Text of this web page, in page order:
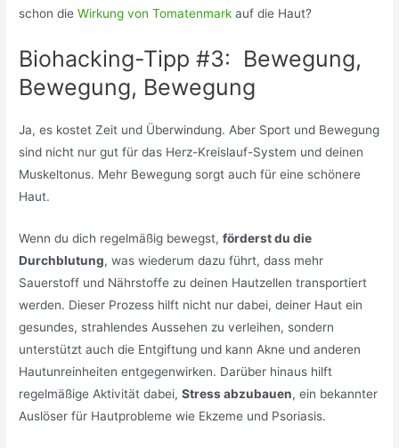
schon dieWirkung von Tomatenmark auf die Haut?
Biohacking-Tipp #3: Bewegung,
Bewegung, Bewegung
Ja, es kostet Zeit und Überwindung. Aber Sport und Bewegung
sind nicht nur gut für das Herz-Kreislauf-System und deinen
Muskeltonus. Mehr Bewegung sorgt auch für eine schönere
Haut.
Wenn du dich regelmäßig bewegst,förderst du die
Durchblutung, was wiederum dazu führt, dass mehr
Sauerstoff und Nährstoffe zu deinen Hautzellen transportiert
werden. Dieser Prozess hilft nicht nur dabei, deiner Haut ein
gesundes, strahlendes Aussehen zu verleihen, sondern
unterstützt auch die Entgiftung und kann Akne und anderen
Hautunreinheiten entgegenwirken. Darüber hinaus hilft
regelmäßige Aktivität dabei,Stress abzubauen, ein bekannter
Auslöser für Hautprobleme wie Ekzeme und Psoriasis.